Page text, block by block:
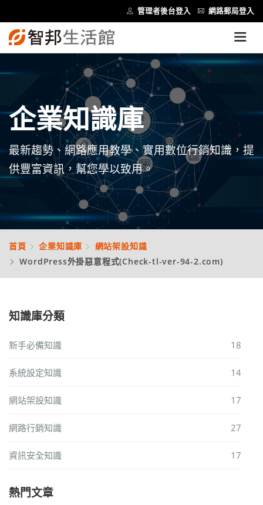
管理者後台登入 網路郵局登入
企業知識庫
最新趨勢、網路應用教學、實用數位行銷知識，提
供豐富資訊，幫您學以致用。
首頁 企業知識庫
網站架設知識
WordPress外掛惡意程式(Check-tl-ver-94-2.com)
知識庫分類
新手必備知識 18
系統設定知識 14
網站架設知識 17
網路行銷知識 27
資訊安全知識 17
熱門文章